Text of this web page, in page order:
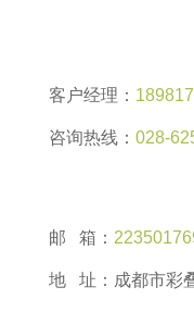
客户经理：
咨询热线： 028-
邮 箱：
地 址：成都市彩